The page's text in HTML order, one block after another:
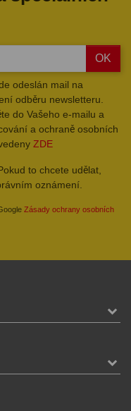
OK
odeslán mail na
odběru newsletteru.
do Vašeho e-mailu a
a ochraně osobních
ZDE
to chcete udělat,
oznámení.
Zásady ochrany osobních